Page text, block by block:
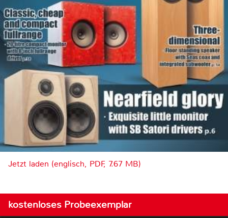
Jetzt laden (englisch, PDF, 7.67 MB)
kostenloses Probeexemplar